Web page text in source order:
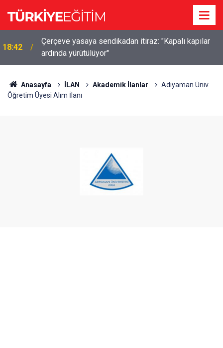
18:42
Çerçeve yasaya sendikadan itiraz: "Kapalı kapılar
ardında yürütülüyor"
Anasayfa İLAN Akademik İlanlar
Adıyaman Üniv.
Öğretim Üyesi Alım İlanı